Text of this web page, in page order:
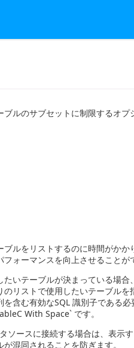
ルのサブセットに制限するオ
ルをリストするのに時間がか
ォーマンスを向上させることが
いテーブルが決まっている場
リストで使用したいテーブル
含む有効なSQL 識別子である
With Space` です。
ソースに接続する場合は、表示
混同されることを防ぎます。